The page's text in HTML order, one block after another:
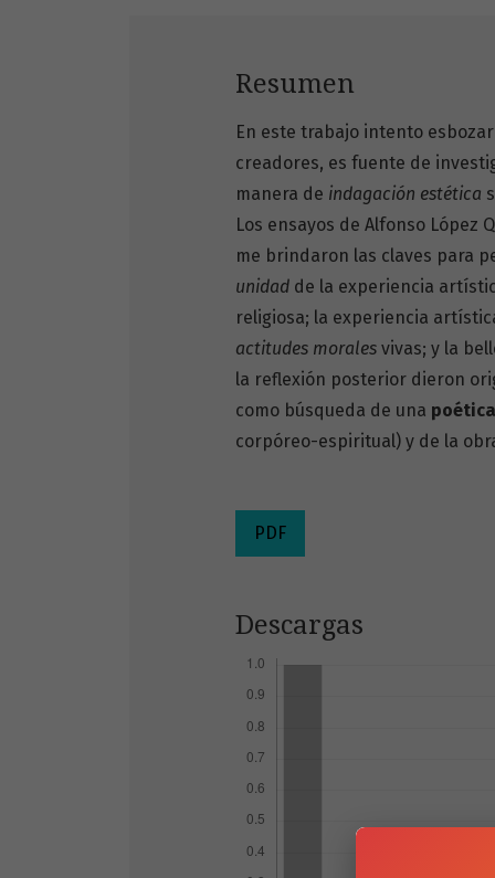
Resumen
En este trabajo intento
creadores, es fuente de
manera de indagación estética
Los ensayos de Alfonso López
me brindaron las claves para
unidad de la experiencia
religiosa; la experiencia
actitudes morales vivas; y la
la reflexión posterior dieron
como búsqueda de una
corpóreo-espiritual) y de la
PDF
Descargas